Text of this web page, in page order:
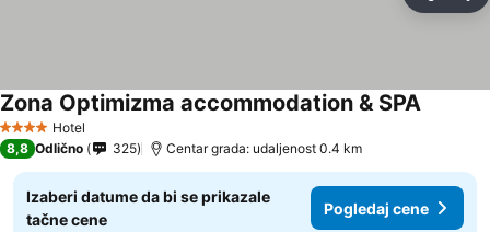
4 ZvezdiceHotel
Zona Optimizma accommodation & SPA
8,8 Odlično 325 Centar grada: udaljenost 0.4 km
Izaberi datume da bi se prikazale
tačne cene
Pogledaj cene